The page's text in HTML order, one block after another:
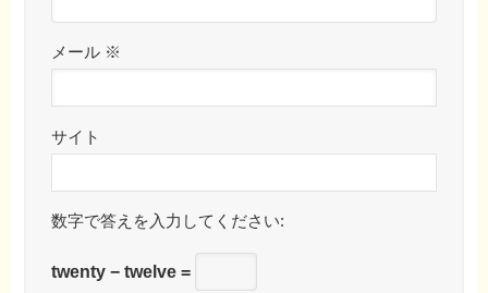
メール ※
サイト
数字で答えを入力してください:
twenty − twelve =